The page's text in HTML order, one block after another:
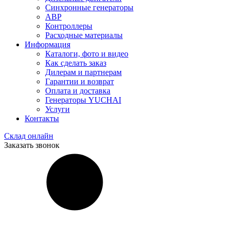
Синхронные генераторы
АВР
Контроллеры
Расходные материалы
Информация
Каталоги, фото и видео
Как сделать заказ
Дилерам и партнерам
Гарантии и возврат
Оплата и доставка
Генераторы YUCHAI
Услуги
Контакты
Склад онлайн
Заказать звонок